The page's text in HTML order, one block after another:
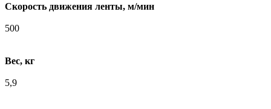
Скорость движения ленты, м/мин
500
Вес, кг
5,9